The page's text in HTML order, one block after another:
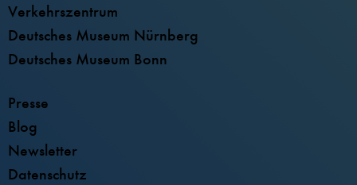
Verkehrszentrum
Deutsches Museum Nürnberg
Deutsches Museum Bonn
Presse
Blog
Newsletter
Datenschutz